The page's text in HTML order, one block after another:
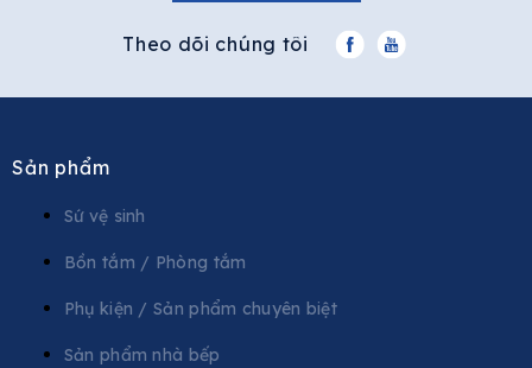
Theo dõi chúng tôi
Sản phẩm
Sứ vệ sinh
Bồn tắm / Phòng tắm
Phụ kiện / Sản phẩm chuyên biệt
Sản phẩm nhà bếp